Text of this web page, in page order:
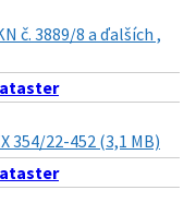
č. 3889/8 a ďalších ,
354/22-452 (3,1 MB)